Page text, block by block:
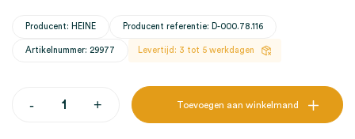
Producent: HEINE Producent referentie: D-000.78.116
Artikelnummer: 29977 Levertijd: 3 tot 5 werkdagen
- + Toevoegen aan winkelmand